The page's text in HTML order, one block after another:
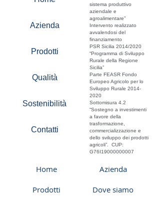
Azienda
Prodotti
Qualità
Sostenibilità
Contatti
sistema produttivo
aziendale e
agroalimentare”
Intervento realizzato
avvalendosi del
finanziamento
PSR Sicilia 2014/2020
“Programma di Sviluppo
Rurale della Regione
Sicilia”
Parte FEASR Fondo
Europeo Agricolo per lo
Sviluppo Rurale 2014-
2020
Sottomisura 4.2
“Sostegno a investimenti
a favore della
trasformazione,
commercializzazione e
dello sviluppo dei prodotti
agricoli”. CUP:
G76I19000000007
Home
Prodotti
Azienda
Dove siamo